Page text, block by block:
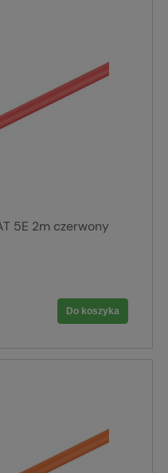
5E 2m czerwony
Do koszyka